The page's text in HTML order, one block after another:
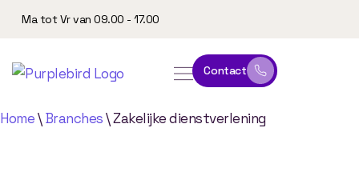
Ma tot Vr van 09.00 - 17.00
Contact
Home\ Branches\Zakelijke dienstverlening